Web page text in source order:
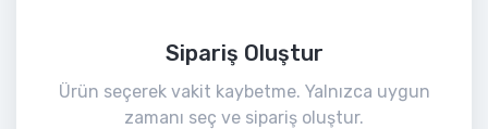
Sipariş Oluştur
Ürün seçerek vakit kaybetme. Yalnızca uygun
zamanı seç ve sipariş oluştur.